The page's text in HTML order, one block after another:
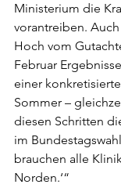
Ministerium die
vorantreiben.
Hoch vom
Februar
einer
Sommer –
diesen Schritten
im
brauchen alle
Norden.‘“